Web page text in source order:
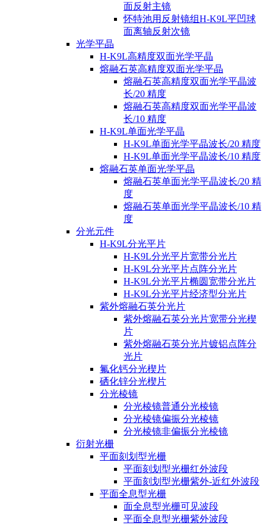
面反射主镜
怀特池用反射镜组H-K9L平凹球
面离轴反射次镜
光学平晶
H-K9L高精度双面光学平晶
熔融石英高精度双面光学平晶
熔融石英高精度双面光学平晶波
长/20 精度
熔融石英高精度双面光学平晶波
长/10 精度
H-K9L单面光学平晶
H-K9L单面光学平晶波长/20 精度
H-K9L单面光学平晶波长/10 精度
熔融石英单面光学平晶
熔融石英单面光学平晶波长/20 精
度
熔融石英单面光学平晶波长/10 精
度
分光元件
H-K9L分光平片
H-K9L分光平片宽带分光片
H-K9L分光平片点阵分光片
H-K9L分光平片椭圆宽带分光片
H-K9L分光平片经济型分光片
紫外熔融石英分光片
紫外熔融石英分光片宽带分光楔
片
紫外熔融石英分光片镀铝点阵分
光片
氟化钙分光楔片
硒化锌分光楔片
分光棱镜
分光棱镜普通分光棱镜
分光棱镜偏振分光棱镜
分光棱镜非偏振分光棱镜
衍射光栅
平面刻划型光栅
平面刻划型光栅红外波段
平面刻划型光栅紫外-近红外波段
平面全息型光栅
面全息型光栅可见波段
平面全息型光栅紫外波段